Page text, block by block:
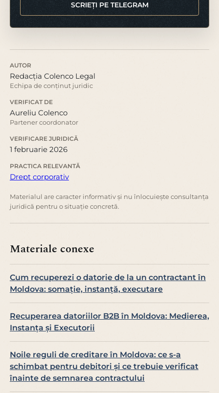
SCRIEȚI PE TELEGRAM
AUTOR
Redacția Colenco Legal
Echipa de conținut juridic
VERIFICAT DE
Aureliu Colenco
Partener coordonator
VERIFICARE JURIDICĂ
1 februarie 2026
PRACTICA RELEVANTĂ
Drept corporativ
Materialul are caracter informativ și nu înlocuiește consultanța
juridică pentru o situație concretă.
Materiale conexe
Cum recuperezi o datorie de la un contractant în
Moldova: somație, instanță, executare
Recuperarea datoriilor B2B în Moldova: Medierea,
Instanța și Executorii
Noile reguli de creditare în Moldova: ce s-a
schimbat pentru debitori și ce trebuie verificat
înainte de semnarea contractului